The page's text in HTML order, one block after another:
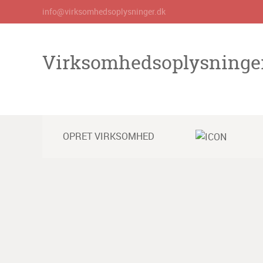
info@virksomhedsoplysninger.dk
OPRET VIRKSOMHED